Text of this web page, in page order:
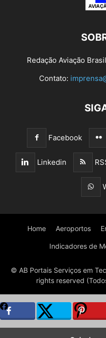
Redação Aviação
Contato:
Facebook
Linkedin
Home Aeroportos
Indicadores de
© AB Portais Serviços em
rights reserved